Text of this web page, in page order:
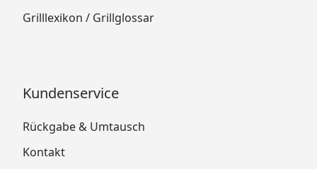
Grilllexikon / Grillglossar
Kundenservice
Rückgabe & Umtausch
Kontakt